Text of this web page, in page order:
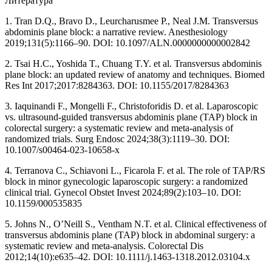
1. Tran D.Q., Bravo D., Leurcharusmee P., Neal J.M. Transversus
abdominis plane block: a narrative review. Anesthesiology
2019;131(5):1166–90. DOI: 10.1097/ALN.0000000000002842
2. Tsai H.C., Yoshida T., Chuang T.Y. et al. Transversus abdominis
plane block: an updated review of anatomy and techniques. Biomed
Res Int 2017;2017:8284363. DOI: 10.1155/2017/8284363
3. Iaquinandi F., Mongelli F., Christoforidis D. et al. Laparoscopic
vs. ultrasound-guided transversus abdominis plane (TAP) block in
colorectal surgery: a systematic review and meta-analysis of
randomized trials. Surg Endosc 2024;38(3):1119–30. DOI:
10.1007/s00464-023-10658-x
4. Terranova C., Schiavoni L., Ficarola F. et al. The role of TAP/RS
block in minor gynecologic laparoscopic surgery: a randomized
clinical trial. Gynecol Obstet Invest 2024;89(2):103–10. DOI:
10.1159/000535835
5. Johns N., OʼNeill S., Ventham N.T. et al. Clinical effectiveness of
transversus abdominis plane (TAP) block in abdominal surgery: a
systematic review and meta-analysis. Colorectal Dis
2012;14(10):e635–42. DOI: 10.1111/j.1463-1318.2012.03104.x